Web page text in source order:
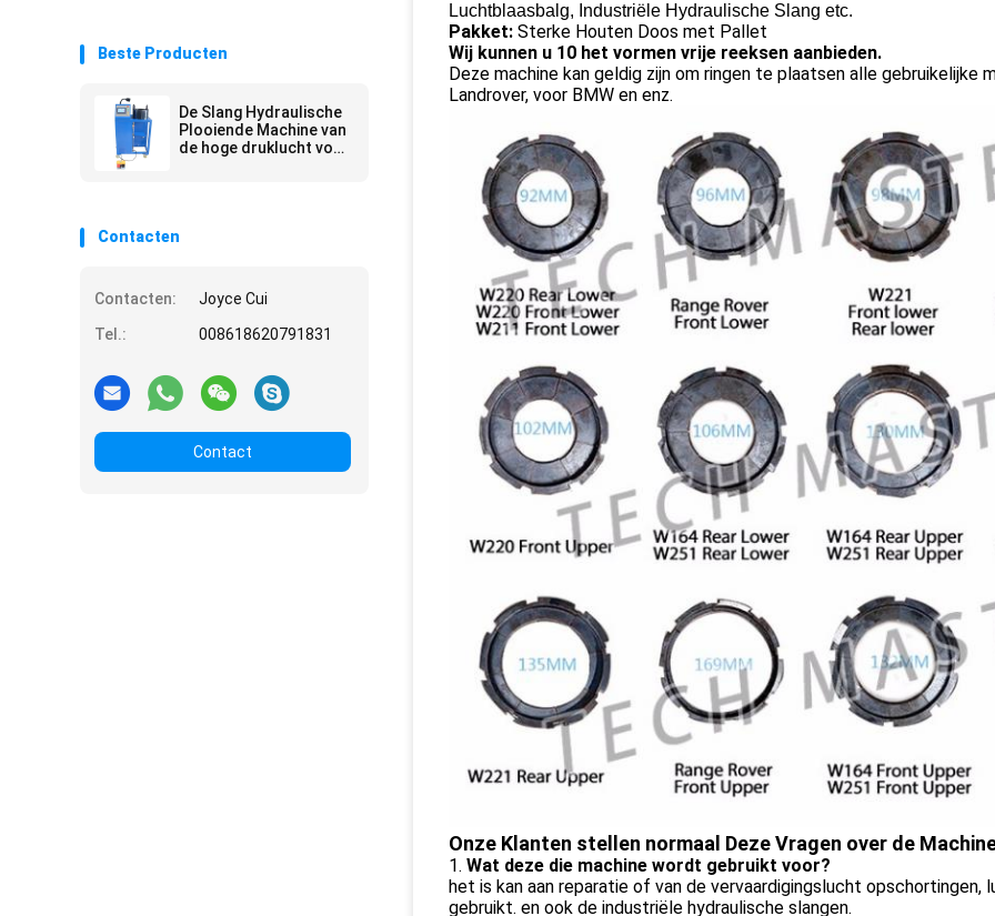
Beste Producten
De Slang Hydraulische
Plooiende Machine van
de hoge druklucht voor
Contacten
Contacten:
Joyce Cui
Tel.:
008618620791831
Contact
Luchtblaasbalg, Industriële Hydraulische Slang etc.
Pakket: Sterke Houten Doos met Pallet
Wij kunnen u 10 het vormen vrije reeksen aanbieden.
Deze machine kan geldig zijn om ringen te plaatsen alle gebruikelijke
Landrover, voor BMW en enz.
Onze Klanten stellen normaal Deze Vragen over de
1. Wat deze die machine wordt gebruikt voor?
het is kan aan reparatie of van de vervaardigingslucht
gebruikt. en ook de industriële hydraulische slangen.